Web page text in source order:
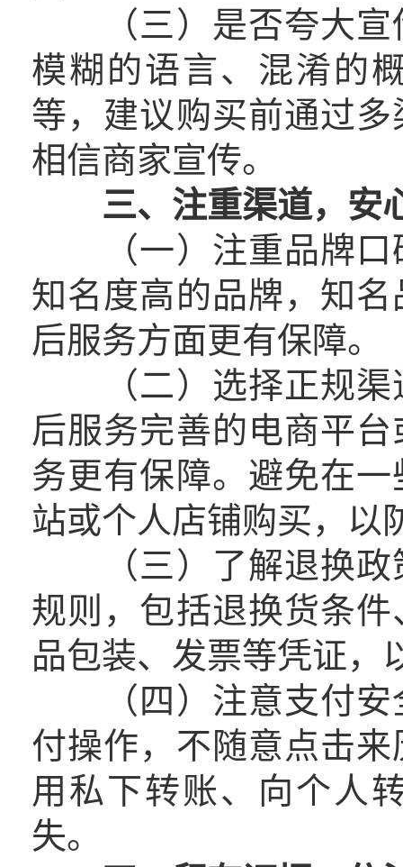
（三）是否夸大宣
模糊的语言、混淆的
等，建议购买前通过
相信商家宣传。
三、注重渠道，安
（一）注重品牌口
知名度高的品牌，知
后服务方面更有保障。
（二）选择正规渠
后服务完善的电商平
务更有保障。避免在
站或个人店铺购买，以
（三）了解退换政
规则，包括退换货条
品包装、发票等凭证，
（四）注意支付安
付操作，不随意点击
用私下转账、向个人
失。